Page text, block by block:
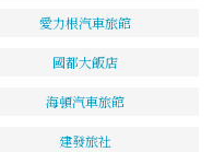
愛力根汽車旅館
國都大飯店
海頓汽車旅館
建發旅社